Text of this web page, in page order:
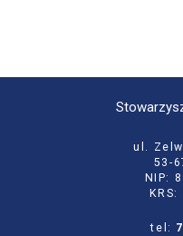
ul.
53-
NIP:
KRS:
tel: